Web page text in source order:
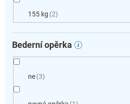
155 kg 2
Bederní opěrka
ne 3